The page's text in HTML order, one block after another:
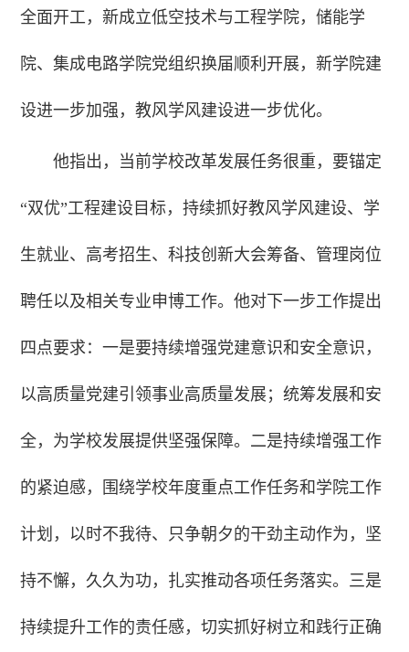
全面开工，新成立低空技术与工程学院，储能学
院、集成电路学院党组织换届顺利开展，新学院建
设进一步加强，教风学风建设进一步优化。
他指出，当前学校改革发展任务很重，要锚定
“双优”工程建设目标，持续抓好教风学风建设、学
生就业、高考招生、科技创新大会筹备、管理岗位
聘任以及相关专业申博工作。他对下一步工作提出
四点要求：一是要持续增强党建意识和安全意识，
以高质量党建引领事业高质量发展；统筹发展和安
全，为学校发展提供坚强保障。二是持续增强工作
的紧迫感，围绕学校年度重点工作任务和学院工作
计划，以时不我待、只争朝夕的干劲主动作为，坚
持不懈，久久为功，扎实推动各项任务落实。三是
持续提升工作的责任感，切实抓好树立和践行正确